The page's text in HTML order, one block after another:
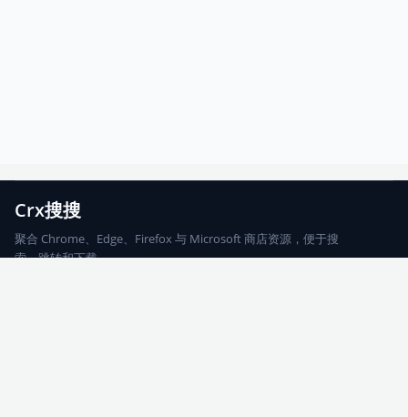
Crx搜搜
聚合 Chrome、Edge、Firefox 与 Microsoft 商店资源，便于搜
索、跳转和下载。